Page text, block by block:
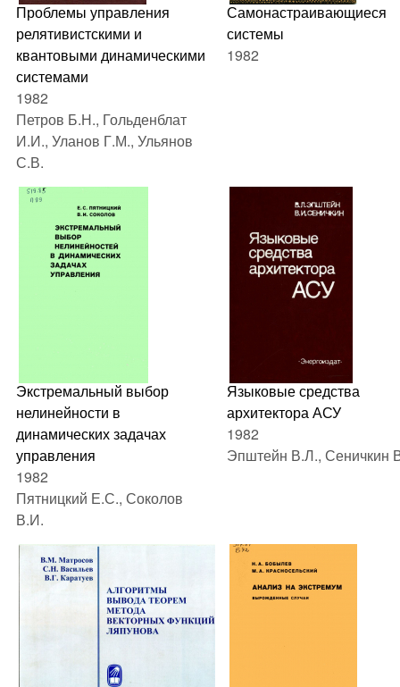
Проблемы управления
релятивистскими и
квантовыми динамическими
системами
1982
Петров Б.Н., Гольденблат
И.И., Уланов Г.М., Ульянов
С.В.
Самонастраивающиеся
системы
1982
Экстремальный выбор
нелинейности в
динамических задачах
управления
1982
Пятницкий Е.С., Соколов
В.И.
Языковые средства
архитектора АСУ
1982
Эпштейн В.Л., Сеничкин